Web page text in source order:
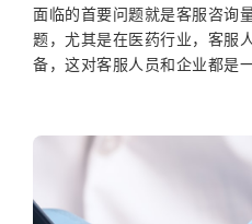
面临的首要问题就是客服咨询
题，尤其是在医药行业，客服
备，这对客服人员和 企业都是